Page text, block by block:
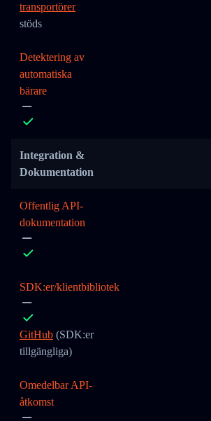
transportörer
stöds
Detektering av
automatiska
bärare
Integration &
Dokumentation
Offentlig API-
dokumentation
SDK:er/klientbibliotek
GitHub (SDK:er
tillgängliga)
Omedelbar API-
åtkomst